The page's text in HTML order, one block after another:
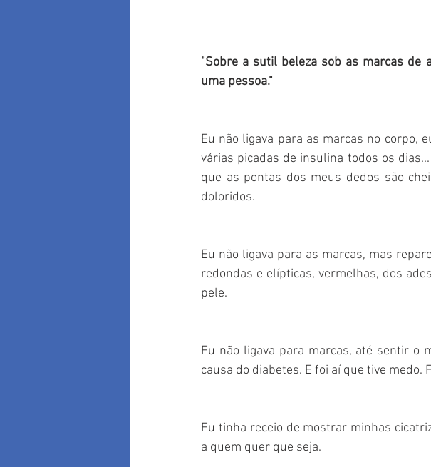
"Sobre a sutil beleza sob as marcas de
uma pessoa."
Eu não ligava para as marcas no corpo,
várias picadas de insulina todos os
que as pontas dos meus dedos são
doloridos.
Eu não ligava para as marcas, mas
redondas e elípticas, vermelhas, dos
pele.
Eu não ligava para marcas, até sentir o
causa do diabetes. E foi aí que tive medo.
Eu tinha receio de mostrar minhas
a quem quer que seja.